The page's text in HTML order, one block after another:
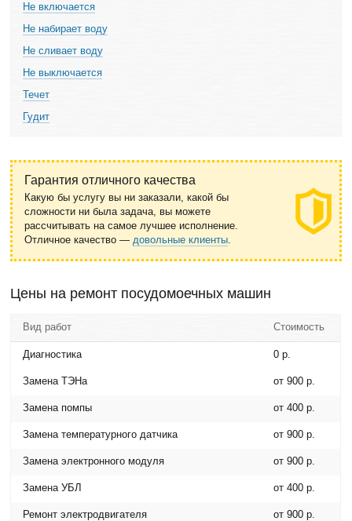
Не включается
Не набирает воду
Не сливает воду
Не выключается
Течет
Гудит
Гарантия отличного качества
Какую бы услугу вы ни заказали, какой бы
сложности ни была задача, вы можете
рассчитывать на самое лучшее исполнение.
Отличное качество —довольные клиенты.
Цены на ремонт посудомоечных машин
Вид работ Стоимость
Диагностика 0 р.
Замена ТЭНа от 900 р.
Замена помпы от 400 р.
Замена температурного датчика от 900 р.
Замена электронного модуля от 900 р.
Замена УБЛ от 400 р.
Ремонт электродвигателя от 900 р.